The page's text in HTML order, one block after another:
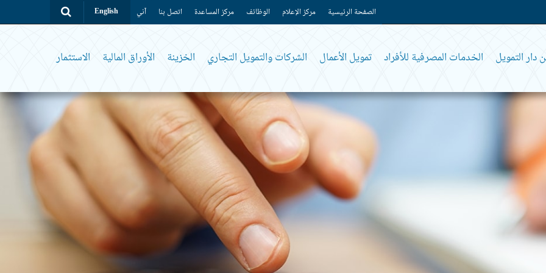
الصفحة الرئيسية مركز الإعلام الوظائف مركز المساعدة اتصل بنا آني English
دار التمويل الخدمات المصرفية للأفراد تمويل الأعمال الشركات والتمويل التجاري الخزينة الأوراق المالية الاستثمار